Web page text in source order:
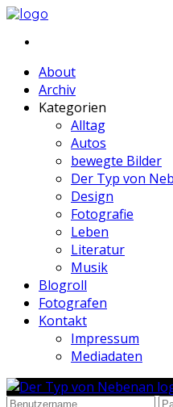
About
Archiv
Kategorien
Alltag
Autos
bewegte Bilder
Der Typ von
Design
Fotografie
Leben
Literatur
Musik
Blogroll
Fotografen
Kontakt
Impressum
Mediadaten